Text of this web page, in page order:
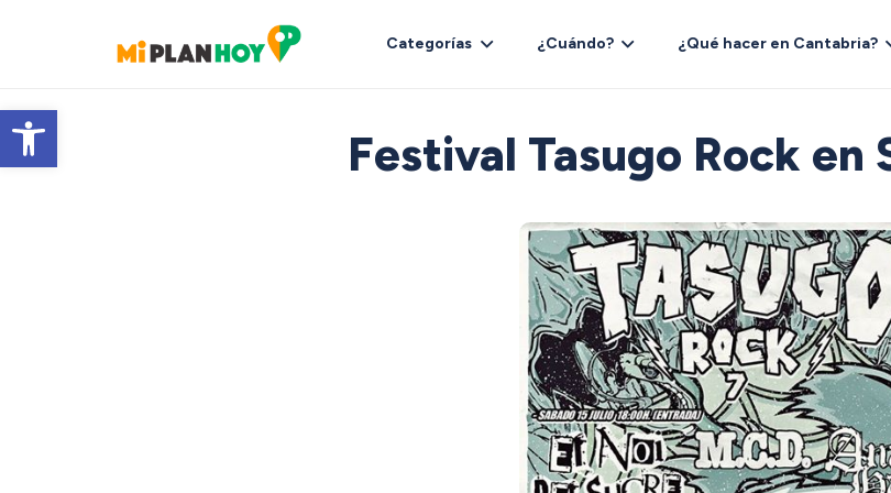
Abrir barra de herramientas
Categorías ¿Cuándo? ¿Qué hacer en Cantabria?
Festival Tasugo Rock en